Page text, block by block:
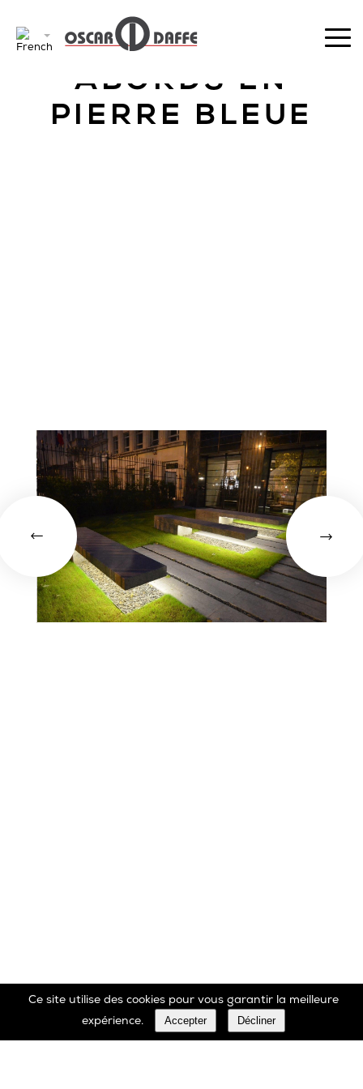
ABORDS EN
PIERRE BLEUE
Marbrerie Oscar Daffe SA
Rue Robert Ledecq 14 B-1440 Wauthier-Braine
Ce site utilise des cookies pour vous garantir la meilleure
expérience.
Accepter Décliner